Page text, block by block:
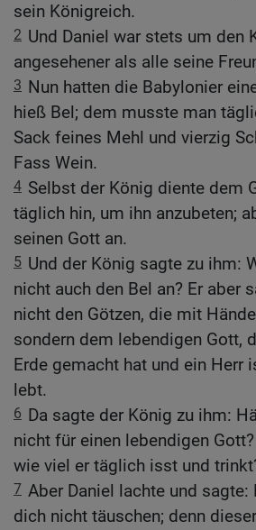
sein Königreich.
2 Und Daniel war stets um den
angesehener als alle seine
3 Nun hatten die Babylonier
hieß Bel; dem musste man
Sack feines Mehl und vierzig
Fass Wein.
4 Selbst der König diente dem
täglich hin, um ihn anzubeten;
seinen Gott an.
5 Und der König sagte zu ihm:
nicht auch den Bel an? Er aber
nicht den Götzen, die mit
sondern dem lebendigen Gott,
Erde gemacht hat und ein Herr
lebt.
6 Da sagte der König zu ihm:
nicht für einen lebendigen
wie viel er täglich isst und
7 Aber Daniel lachte und
dich nicht täuschen; denn